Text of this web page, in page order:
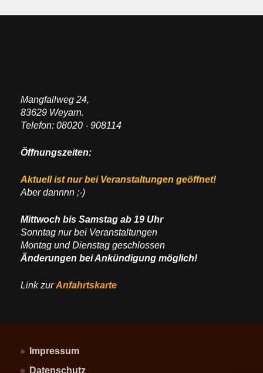
Mangfallweg 24,
83629 Weyarn.
Telefon: 08020 - 908114
Öffnungszeiten:
Aktuell ist nur bei Veranstaltungen geöffnet!
Aber dannnn ;-)
Mittwoch bis Samstag ab 19 Uhr
Sonntag nur bei Veranstaltungen
Montag und Dienstag geschlossen
Änderungen bei Ankündigung möglich!
Link zurAnfahrtskarte
Impressum
Datenschutz